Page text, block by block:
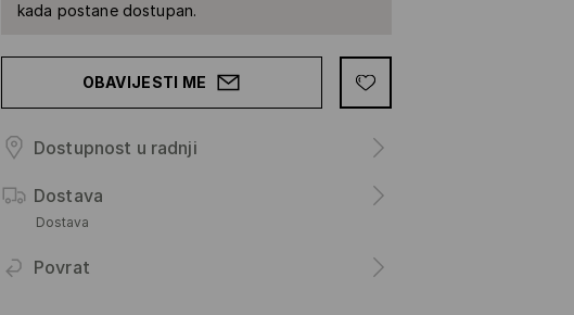
kada postane dostupan.
OBAVIJESTI ME
Dostupnost u radnji
Dostava
Dostava
Povrat